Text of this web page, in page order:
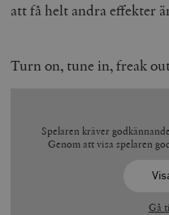
att få helt andra effekter
Turn on, tune in, freak
Spelaren kräver
Genom att visa spelaren
Gå